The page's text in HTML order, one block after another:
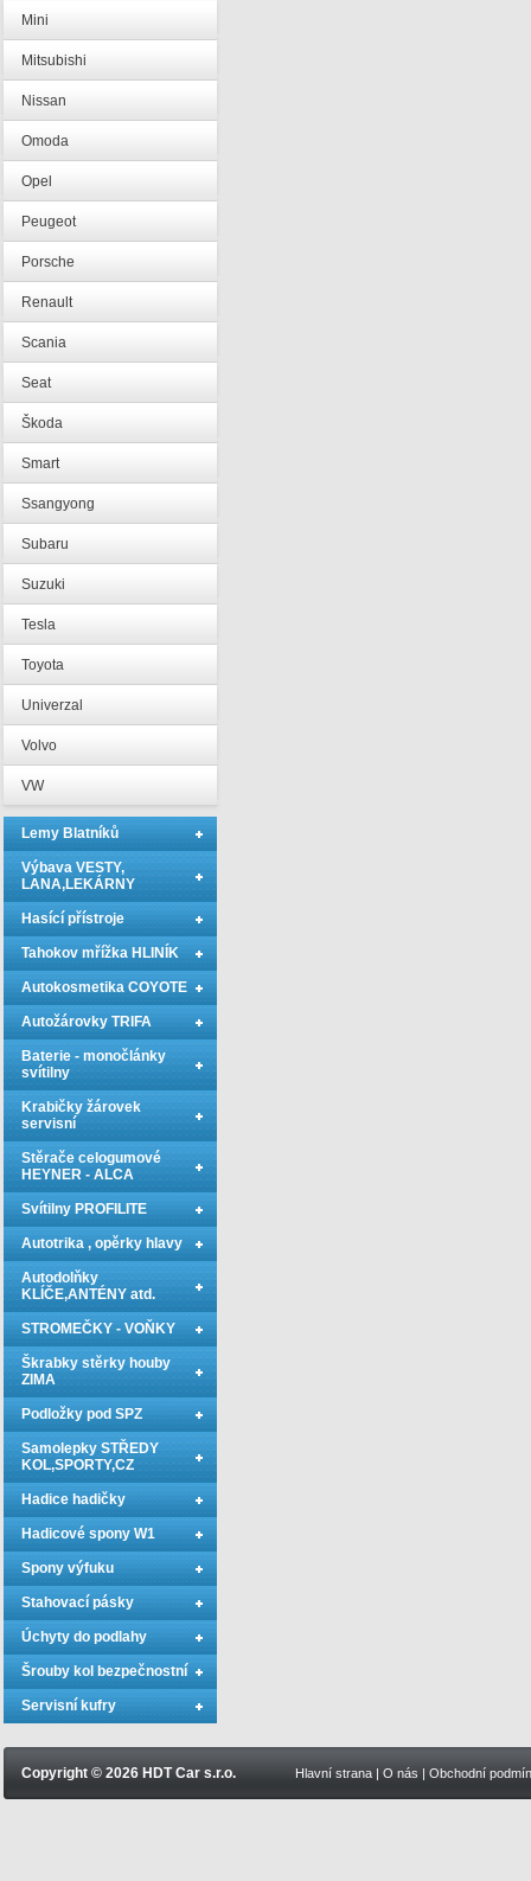
Mini
Mitsubishi
Nissan
Omoda
Opel
Peugeot
Porsche
Renault
Scania
Seat
Škoda
Smart
Ssangyong
Subaru
Suzuki
Tesla
Toyota
Univerzal
Volvo
VW
Lemy Blatníků
Výbava VESTY,
LANA,LEKÁRNY
Hasící přístroje
Tahokov mřížka HLINÍK
Autokosmetika COYOTE
Autožárovky TRIFA
Baterie - monočlánky
svítilny
Krabičky žárovek
servisní
Stěrače celogumové
HEYNER - ALCA
Svítilny PROFILITE
Autotrika , opěrky hlavy
Autodolňky
KLÍČE,ANTÉNY atd.
STROMEČKY - VOŇKY
Škrabky stěrky houby
ZIMA
Podložky pod SPZ
Samolepky STŘEDY
KOL,SPORTY,CZ
Hadice hadičky
Hadicové spony W1
Spony výfuku
Stahovací pásky
Úchyty do podlahy
Šrouby kol bezpečnostní
Servisní kufry
Copyright © 2026 HDT Car s.r.o. Hlavní strana | O nás | Obchodní